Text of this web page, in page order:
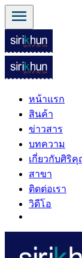
menu
หน้าแรก
สินค้า
ข่าวสาร
บทความ
เกี่ยวกับศิริ
สาขา
ติดต่อเรา
วิดีโอ